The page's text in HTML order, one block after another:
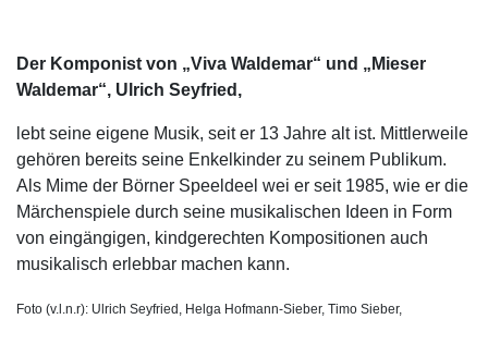
Der Komponist von „Viva Waldemar“ und „Mieser
Waldemar“, Ulrich Seyfried,
lebt seine eigene Musik, seit er 13 Jahre alt ist. Mittlerweile
gehören bereits seine Enkelkinder zu seinem Publikum.
Als Mime der Börner Speeldeel wei er seit 1985, wie er die
Märchenspiele durch seine musikalischen Ideen in Form
von eingängigen, kindgerechten Kompositionen auch
musikalisch erlebbar machen kann.
Foto (v.l.n.r): Ulrich Seyfried, Helga Hofmann-Sieber, Timo Sieber,